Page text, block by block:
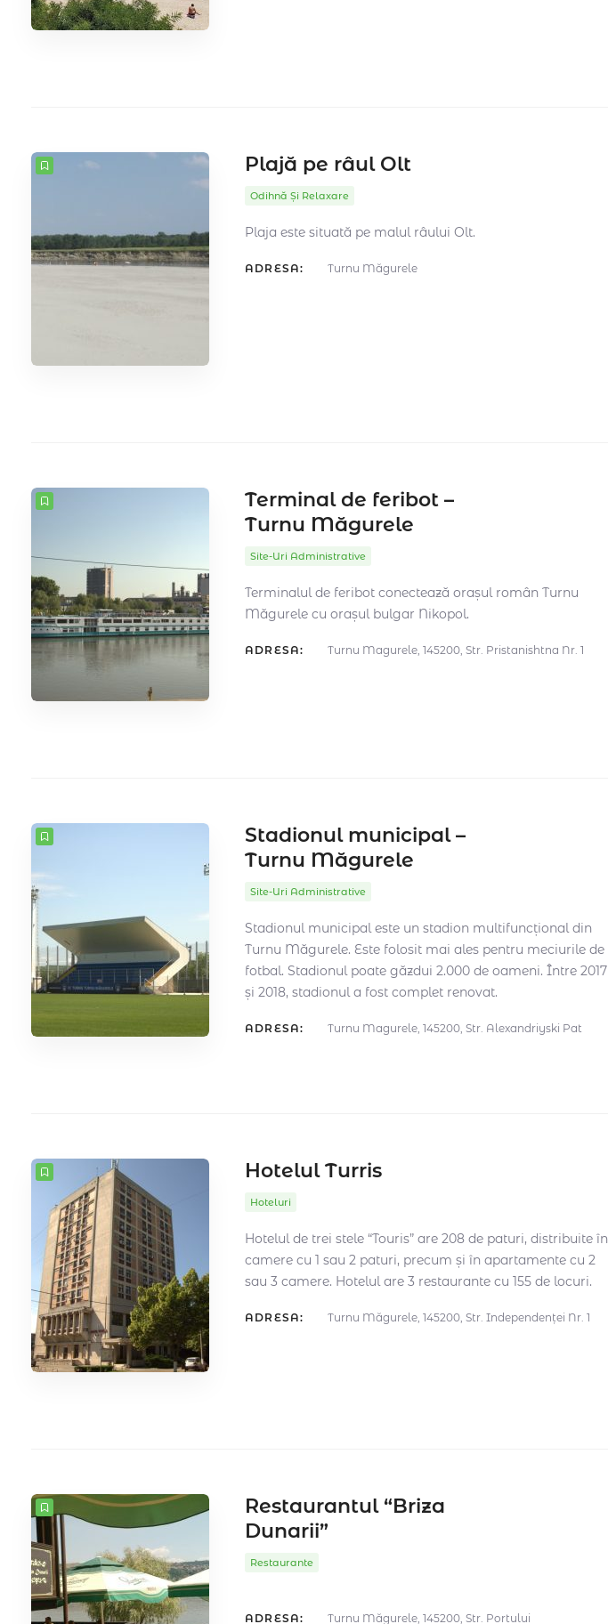
Plajă pe râul Olt
Odihnă Și Relaxare
Plaja este situată pe malul râului Olt.
ADRESA: Turnu Măgurele
Terminal de feribot –
Turnu Măgurele
Site-Uri Administrative
Terminalul de feribot conectează orașul român Turnu
Măgurele cu orașul bulgar Nikopol.
ADRESA: Turnu Magurele, 145200, Str. Pristanishtna Nr. 1
Stadionul municipal –
Turnu Măgurele
Site-Uri Administrative
Stadionul municipal este un stadion multifuncțional din
Turnu Măgurele. Este folosit mai ales pentru meciurile de
fotbal. Stadionul poate găzdui 2.000 de oameni. Între 2017
și 2018, stadionul a fost complet renovat.
ADRESA: Turnu Magurele, 145200, Str. Alexandriyski Pat
Hotelul Turris
Hoteluri
Hotelul de trei stele “Touris” are 208 de paturi, distribuite în
camere cu 1 sau 2 paturi, precum și în apartamente cu 2
sau 3 camere. Hotelul are 3 restaurante cu 155 de locuri.
ADRESA: Turnu Măgurele, 145200, Str. Independenței Nr. 1
Restaurantul “Briza
Dunarii”
Restaurante
ADRESA: Turnu Măgurele, 145200, Str. Portului